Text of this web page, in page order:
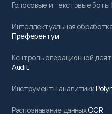
Голосовые и текстовые боты
Интеллектуальная
Преферентум
Контроль операционной
Audit
Инструменты аналитики
Распознавание данныхOCR